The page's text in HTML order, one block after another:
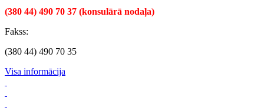
(380 44) 490 70 37 (konsulārā nodaļa)
Fakss:
(380 44) 490 70 35
Visa informācija